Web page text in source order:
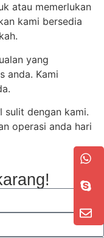
atau memerlukan
kami bersedia
yang
anda. Kami
sulit dengan kami.
operasi anda hari